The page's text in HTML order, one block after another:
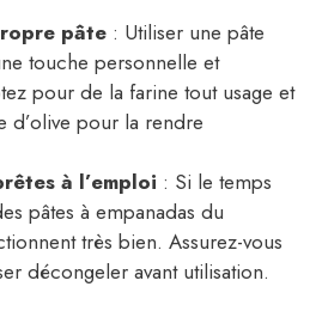
pâte : Utiliser une pâte
touche personnelle et
pour de la farine tout usage et
d’olive pour la rendre
à l’emploi : Si le temps
pâtes à empanadas du
très bien. Assurez-vous
décongeler avant utilisation.